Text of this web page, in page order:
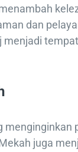
dan
menjadi
menginginkan
juga